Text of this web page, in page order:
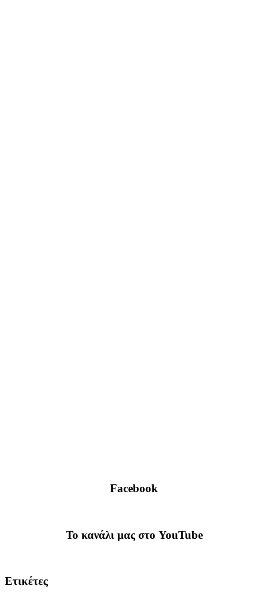
Facebook
To κανάλι μας στο YouTube
Ετικέτες